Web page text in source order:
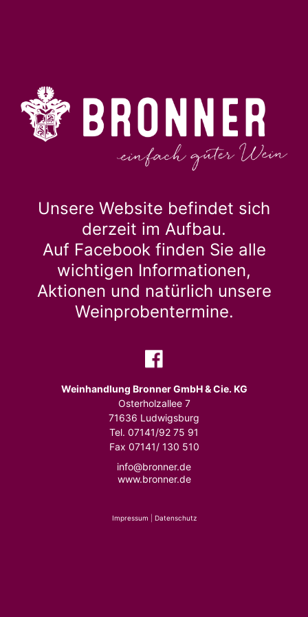
Unsere Website befindet sich
derzeit im Aufbau.
Auf Facebookfinden Sie alle
wichtigen Informationen,
Aktionen und natürlich unsere
Weinprobentermine.
Weinhandlung Bronner GmbH & Cie. KG
Osterholzallee 7
71636 Ludwigsburg
Tel. 07141/92 75 91
Fax 07141/ 130 510
info@bronner.de
www.bronner.de
Impressum Datenschutz